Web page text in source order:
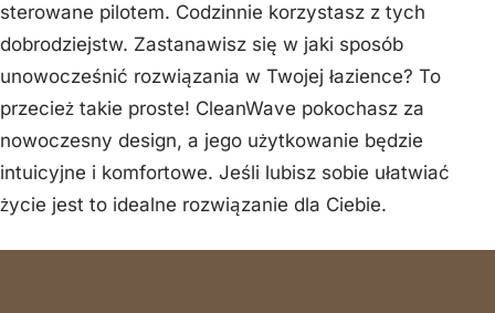
sterowane pilotem. Codzinnie korzystasz z tych
dobrodziejstw. Zastanawisz się w jaki sposób
unowocześnić rozwiązania w Twojej łazience? To
przecież takie proste! CleanWave pokochasz za
nowoczesny design, a jego użytkowanie będzie
intuicyjne i komfortowe. Jeśli lubisz sobie ułatwiać
życie jest to idealne rozwiązanie dla Ciebie.